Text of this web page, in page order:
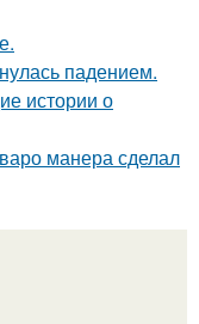
падением.
истории о
манера сделал